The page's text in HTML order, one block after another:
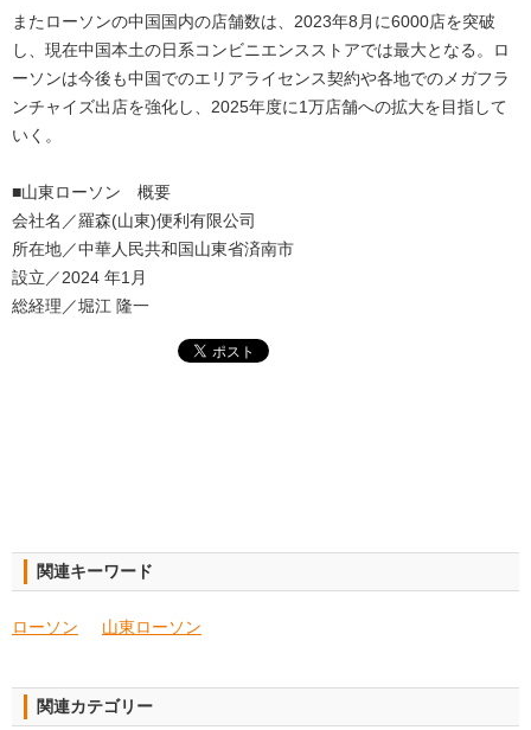
またローソンの中国国内の店舗数は、2023年8月に6000店を突破
し、現在中国本土の日系コンビニエンスストアでは最大となる。ロ
ーソンは今後も中国でのエリアライセンス契約や各地でのメガフラ
ンチャイズ出店を強化し、2025年度に1万店舗への拡大を目指して
いく。
■山東ローソン 概要
会社名／羅森(山東)便利有限公司
所在地／中華人民共和国山東省済南市
設立／2024 年1月
総経理／堀江 隆一
関連キーワード
ローソン 山東ローソン
関連カテゴリー